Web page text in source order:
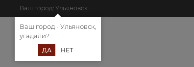
Ваш город: Ульяновск
Ваш город - Ульяновск,
угадали?
ДА НЕТ